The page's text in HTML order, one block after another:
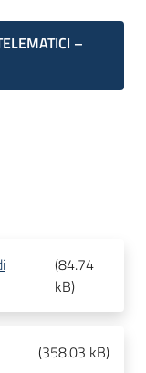
–
(84.74
kB)
(358.03 kB)